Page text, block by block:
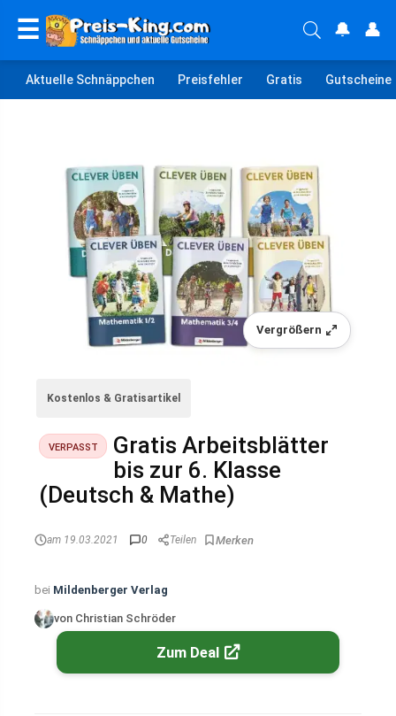
☰ 🔔 👤
Aktuelle Schnäppchen Preisfehler Gratis Gutscheine
Vergrößern
Kostenlos & Gratisartikel
VERPASST
Gratis Arbeitsblätter
bis zur 6. Klasse
(Deutsch & Mathe)
am 19.03.2021 0 Teilen
bei Mildenberger Verlag
von Christian Schröder
Zum Deal